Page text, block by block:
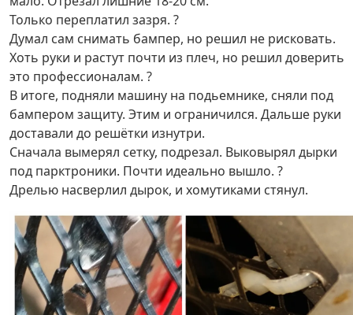
Только переплатил зазря. ?
Думал сам снимать бампер, но решил не рисковать.
Хоть руки и растут почти из плеч, но решил доверить
это профессионалам. ?
В итоге, подняли машину на подьемнике, сняли под
бампером защиту. Этим и ограничился. Дальше руки
доставали до решётки изнутри.
Сначала вымерял сетку, подрезал. Выковырял дырки
под парктроники. Почти идеально вышло. ?
Дрелью насверлил дырок, и хомутиками стянул.